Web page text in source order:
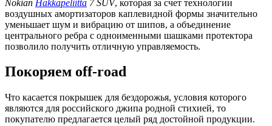
Nokian Hakkapeliitta 7 SUV, которая за счет технологии
воздушных амортизаторов каплевидной формы значительно
уменьшает шум и вибрацию от шипов, а объединение
центрального ребра с одноименными шашками протектора
позволило получить отличную управляемость.
Покоряем off-road
Что касается покрышек для бездорожья, условия которого
являются для российского джипа родной стихией, то
покупателю предлагается целый ряд достойной продукции.